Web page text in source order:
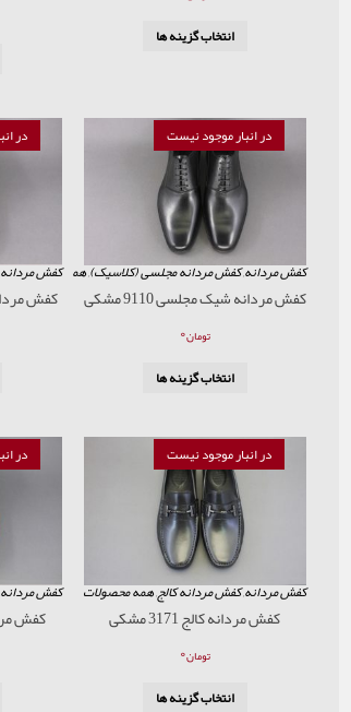
انتخاب گزینه ها
در انبار موجود نیست
کفش مردانه,کفش مردانه مجلسی (کلاسیک),همه محصولات
کفش مردانه شیک مجلسی 9110 مشکی
تومان۰
انتخاب گزینه ها
در
کفش مردانه
کفش
در انبار موجود نیست
کفش مردانه,کفش مردانه کالج,همه محصولات
کفش مردانه کالج 3171 مشکی
تومان۰
انتخاب گزینه ها
در
کفش مردانه
کفش